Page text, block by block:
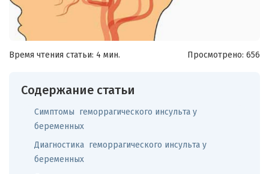
Время чтения статьи: 4 мин. Просмотрено: 656
Содержание статьи
Симптомы геморрагического инсульта у
беременных
Диагностика геморрагического инсульта у
беременных